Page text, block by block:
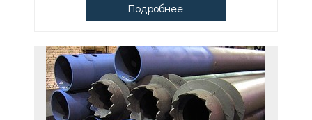
Подробнее